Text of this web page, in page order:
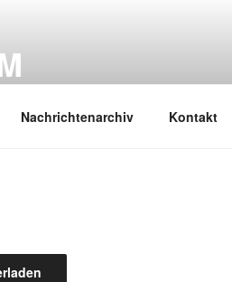
Nachrichtenarchiv Kontakt